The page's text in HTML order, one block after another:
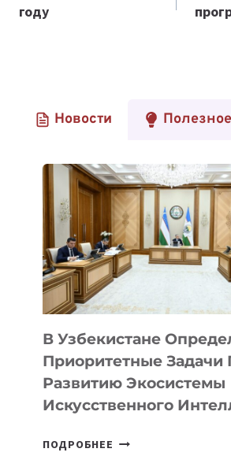
году
Новости Полезное
В Узбекистане
Приоритетные Задачи
Развитию Экосистемы
Искусственного
ПОДРОБНЕЕ